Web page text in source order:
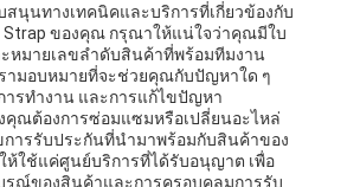
นุนทางเทคนิคและบริการที่เกี่ยวข้องกับ
Strap ของคุณ กรุณาให้แน่ใจว่าคุณมีใบ
ะหมายเลขลําดับสินค้าที่พร้อมทีมงาน
ามอบหมายที่จะช่วยคุณกับปัญหาใด ๆ
ารทํางาน และการแก้ไขปัญหา
คุณต้องการซ่อมแซมหรือเปลี่ยนอะไหล่
การรับประกันที่นํามาพร้อมกับสินค้าของ
ห้ใช้แค่ศูนย์บริการที่ได้รับอนุญาต เพื่อ
รณ์ของสินค้าและการครอบคลุมการรับ